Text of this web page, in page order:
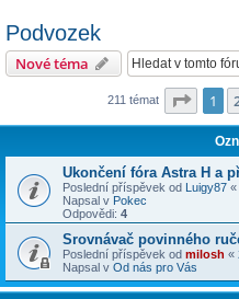
Podvozek
Nové téma
211 témat 1
Ukončení fóra Astra H a
Poslední příspěvek od Luigy87 «
Napsal v Pokec
Odpovědi: 4
Srovnávač povinného
Poslední příspěvek od milosh «
Napsal v Od nás pro Vás